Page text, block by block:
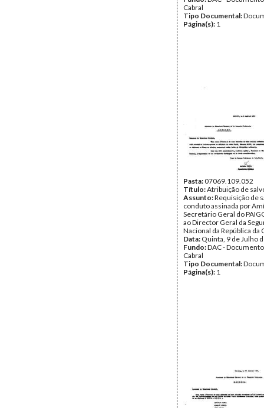
Cabral
Tipo Documental:
Página(s): 1
Pasta:07069.109.052
Título:Atribuição de
Assunto:Requisição de
conduto assinada por
Secretário Geral do
ao Director Geral da
Nacional da República da
Data: Quinta, 9 de Julho
Fundo:DAC -
Cabral
Tipo Documental:
Página(s): 1